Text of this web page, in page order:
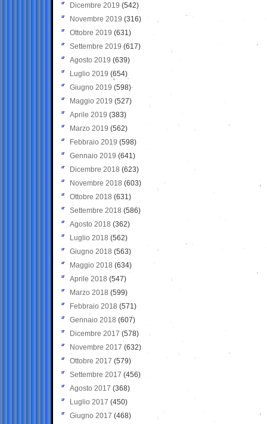
Dicembre 2019 (542)
Novembre 2019 (316)
Ottobre 2019 (631)
Settembre 2019 (617)
Agosto 2019 (639)
Luglio 2019 (654)
Giugno 2019 (598)
Maggio 2019 (527)
Aprile 2019 (383)
Marzo 2019 (562)
Febbraio 2019 (598)
Gennaio 2019 (641)
Dicembre 2018 (623)
Novembre 2018 (603)
Ottobre 2018 (631)
Settembre 2018 (586)
Agosto 2018 (362)
Luglio 2018 (562)
Giugno 2018 (563)
Maggio 2018 (634)
Aprile 2018 (547)
Marzo 2018 (599)
Febbraio 2018 (571)
Gennaio 2018 (607)
Dicembre 2017 (578)
Novembre 2017 (632)
Ottobre 2017 (579)
Settembre 2017 (456)
Agosto 2017 (368)
Luglio 2017 (450)
Giugno 2017 (468)